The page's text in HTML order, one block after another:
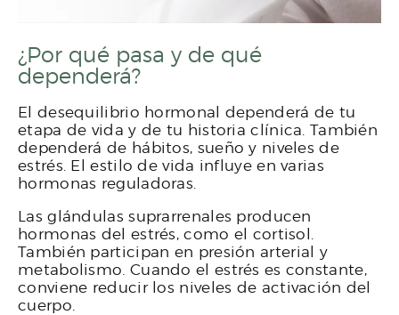
¿Por qué pasa y de qué
dependerá?
El desequilibrio hormonal dependerá de tu
etapa de vida y de tu historia clínica. También
dependerá de hábitos, sueño y niveles de
estrés. El estilo de vida influye en varias
hormonas reguladoras.
Las glándulas suprarrenales producen
hormonas del estrés, como el cortisol.
También participan en presión arterial y
metabolismo. Cuando el estrés es constante,
conviene reducir los niveles de activación del
cuerpo.